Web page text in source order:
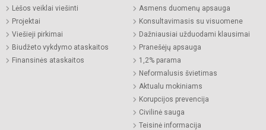
Lėšos veiklai viešinti
Projektai
Viešieji pirkimai
Biudžeto vykdymo ataskaitos
Finansinės ataskaitos
Asmens duomenų apsauga
Konsultavimasis su visuomene
Dažniausiai užduodami klausimai
Pranešėjų apsauga
1,2% parama
Neformalusis švietimas
Aktualu mokiniams
Korupcijos prevencija
Civilinė sauga
Teisinė informacija